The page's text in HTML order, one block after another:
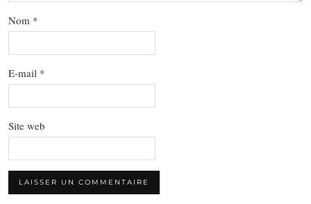
Nom *
E-mail *
Site web